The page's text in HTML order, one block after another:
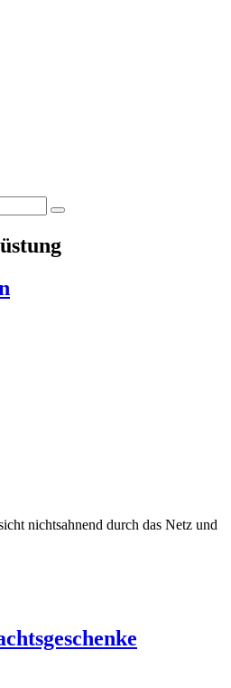
nichtsahnend durch das Netz und